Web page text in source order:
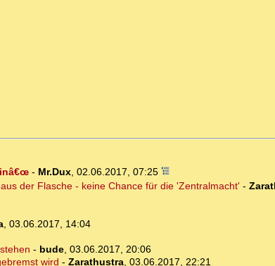
- Mr.Dux, 02.06.2017, 07:25
der Flasche - keine Chance für die 'Zentralmacht' -
, 03.06.2017, 14:04
- bude, 03.06.2017, 20:06
wird - Zarathustra, 03.06.2017, 22:21